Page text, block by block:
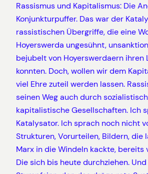
Rassismus und Kapitalismus: Die
Konjunkturpuffer. Das war der
rassistischen Übergriffe, die eine
Hoyerswerda ungesühnt,
bejubelt von Hoyerswerdaern ihren
konnten. Doch, wollen wir dem
viel Ehre zuteil werden lassen.
seinen Weg auch durch
kapitalistische Gesellschaften. Ich
Katalysator. Ich sprach noch nicht
Strukturen, Vorurteilen, Bildern, die
Marx in die Windeln kackte, bereits
Die sich bis heute durchziehen.